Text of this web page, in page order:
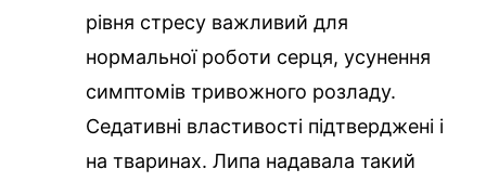
рівня стресу важливий для
нормальної роботи серця, усунення
симптомів тривожного розладу.
Седативні властивості підтверджені і
на тваринах. Липа надавала такий